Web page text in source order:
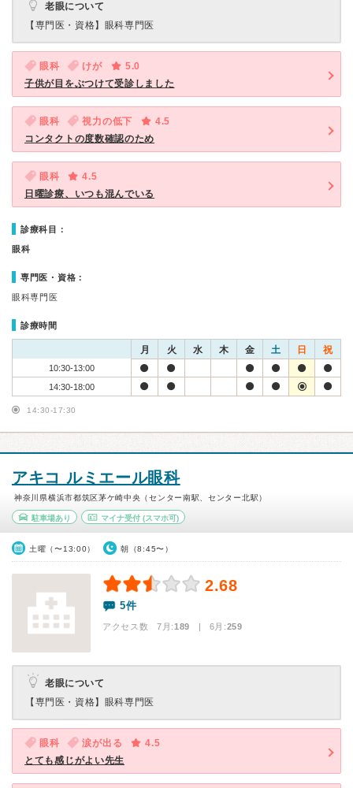
老眼について
【専門医・資格】 眼科専門医
眼科 けが
5.0
子供が目をぶつけて受診しました
眼科 視力の低下
4.5
コンタクトの度数確認のため
眼科
4.5
日曜診療、いつも混んでいる
診療科目：
眼科
専門医・資格：
眼科専門医
診療時間
月 火 水 木 金 土 日 祝
10:30-13:00
14:30-18:00
14:30-17:30
アキコ ルミエール眼科
神奈川県横浜市都筑区茅ケ崎中央（センター南駅、センター北駅）
駐車場あり マイナ受付(スマホ可)
土曜（〜13:00） 朝（8:45〜）
2.68
5件
アクセス数 7月:189 | 6月:259
老眼について
【専門医・資格】 眼科専門医
眼科 涙が出る
4.5
とても感じがよい先生